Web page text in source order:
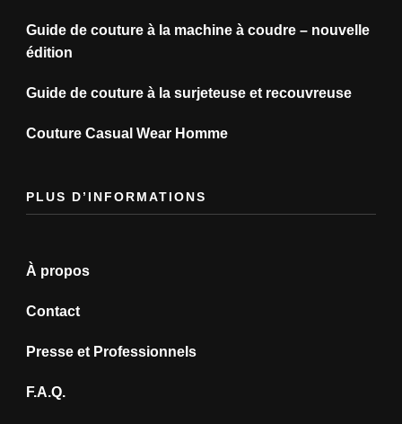
Guide de couture à la machine à coudre – nouvelle
édition
Guide de couture à la surjeteuse et recouvreuse
Couture Casual Wear Homme
PLUS D’INFORMATIONS
À propos
Contact
Presse et Professionnels
F.A.Q.